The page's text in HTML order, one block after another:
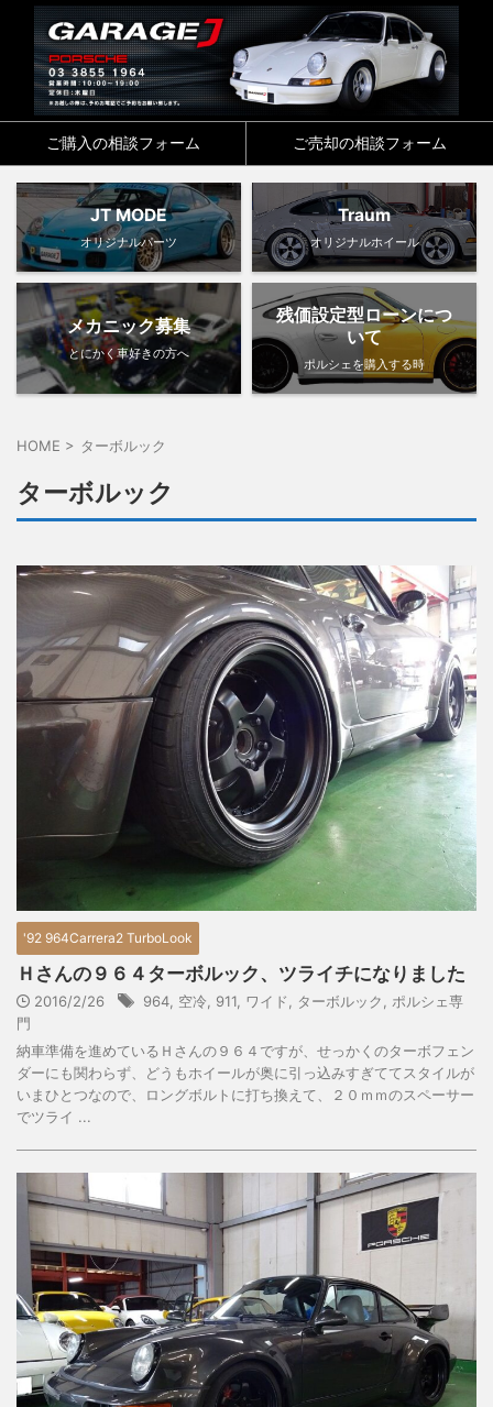
ご購入の相談フォーム ご売却の相談フォーム
JT MODE
オリジナルパーツ
Traum
オリジナルホイール
メカニック募集
とにかく車好きの方へ
残価設定型ローンにつ
いて
ポルシェを購入する時
HOME > ターボルック
ターボルック
'92 964Carrera2 TurboLook
Ｈさんの９６４ターボルック、ツライチになりました
2016/2/26 964 空冷 911 ワイド ターボルック
ポルシェ専
門
納車準備を進めているＨさんの９６４ですが、せっかくのターボフェン
ダーにも関わらず、どうもホイールが奥に引っ込みすぎててスタイルが
いまひとつなので、ロングボルトに打ち換えて、２０ｍｍのスペーサー
でツライ ...